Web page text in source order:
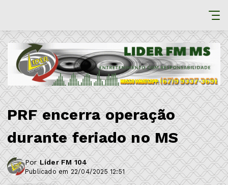
PRF encerra operação
durante feriado no MS
PorLíder FM 104
Publicado em 22/04/2025 12:51